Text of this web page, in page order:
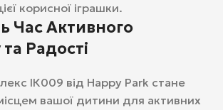
корисної іграшки.
Час Активного
Радості
ІК009 від Happy Park стане
вашої дитини для активних